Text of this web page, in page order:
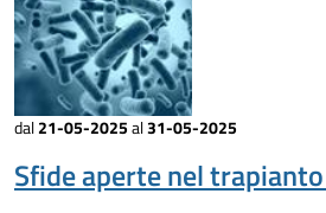
dal21-05-2025 al31-05-2025
Sfide aperte nel